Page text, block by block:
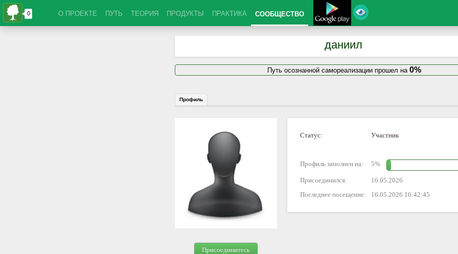
О ПРОЕКТЕ ПУТЬ ТЕОРИЯ ПРОДУКТЫ ПРАКТИКА СООБЩЕСТВО
даниил
Путь осознанной самореализации прошел на 0%
Профиль
Присоединитесь
Статус: Участник
Профиль заполнен на: 5%
Присоединился:
16.05.2026
Последнее посещение:
16.05.2026 16:42:45